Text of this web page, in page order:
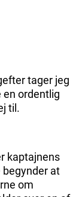
tager jeg
en ordentlig
til.
kaptajnens
begynder at
om